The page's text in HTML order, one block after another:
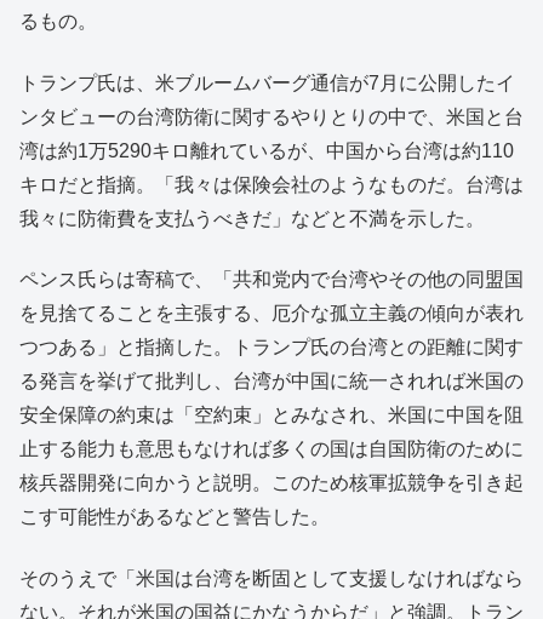
るもの。
トランプ氏は、米ブルームバーグ通信が7月に公開したイ
ンタビューの台湾防衛に関するやりとりの中で、米国と台
湾は約1万5290キロ離れているが、中国から台湾は約110
キロだと指摘。「我々は保険会社のようなものだ。台湾は
我々に防衛費を支払うべきだ」などと不満を示した。
ペンス氏らは寄稿で、「共和党内で台湾やその他の同盟国
を見捨てることを主張する、厄介な孤立主義の傾向が表れ
つつある」と指摘した。トランプ氏の台湾との距離に関す
る発言を挙げて批判し、台湾が中国に統一されれば米国の
安全保障の約束は「空約束」とみなされ、米国に中国を阻
止する能力も意思もなければ多くの国は自国防衛のために
核兵器開発に向かうと説明。このため核軍拡競争を引き起
こす可能性があるなどと警告した。
そのうえで「米国は台湾を断固として支援しなければなら
ない。それが米国の国益にかなうからだ」と強調。トラン